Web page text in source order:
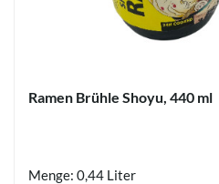
Ramen Brühle Shoyu, 440 ml
Menge: 0,44 Liter